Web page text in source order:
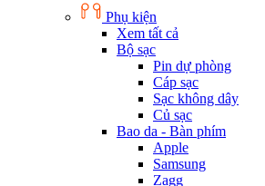
Phụ kiện
Xem tất cả
Bộ sạc
Pin dự phòng
Cáp sạc
Sạc không dây
Củ sạc
Bao da - Bàn phím
Apple
Samsung
Zagg